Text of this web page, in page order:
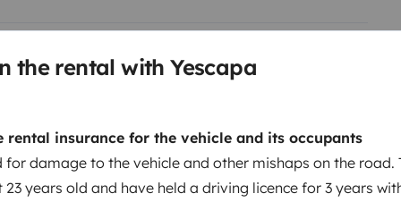
the rental with Yescapa
rental insurance for the vehicle and its occupants
for damage to the vehicle and other mishaps on the road.
years old and have held a driving licence for 3 years
propre affaire et pour des
les accessoires personnels de
possible de laisser votre
Merci de prendre en
CONDITIONS de
Toilet
Cruise Control